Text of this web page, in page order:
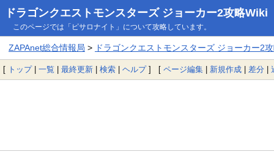
ドラゴンクエストモンスターズ ジョーカー2攻略Wiki
このページでは「ピサロナイト」について攻略しています。
ZAPAnet総合情報局 > ドラゴンクエストモンスターズ ジョーカー2
[ トップ| 一覧 | 最終更新 | 検索 | ヘルプ] [ ページ編集 | 新規作成 | 差分 |